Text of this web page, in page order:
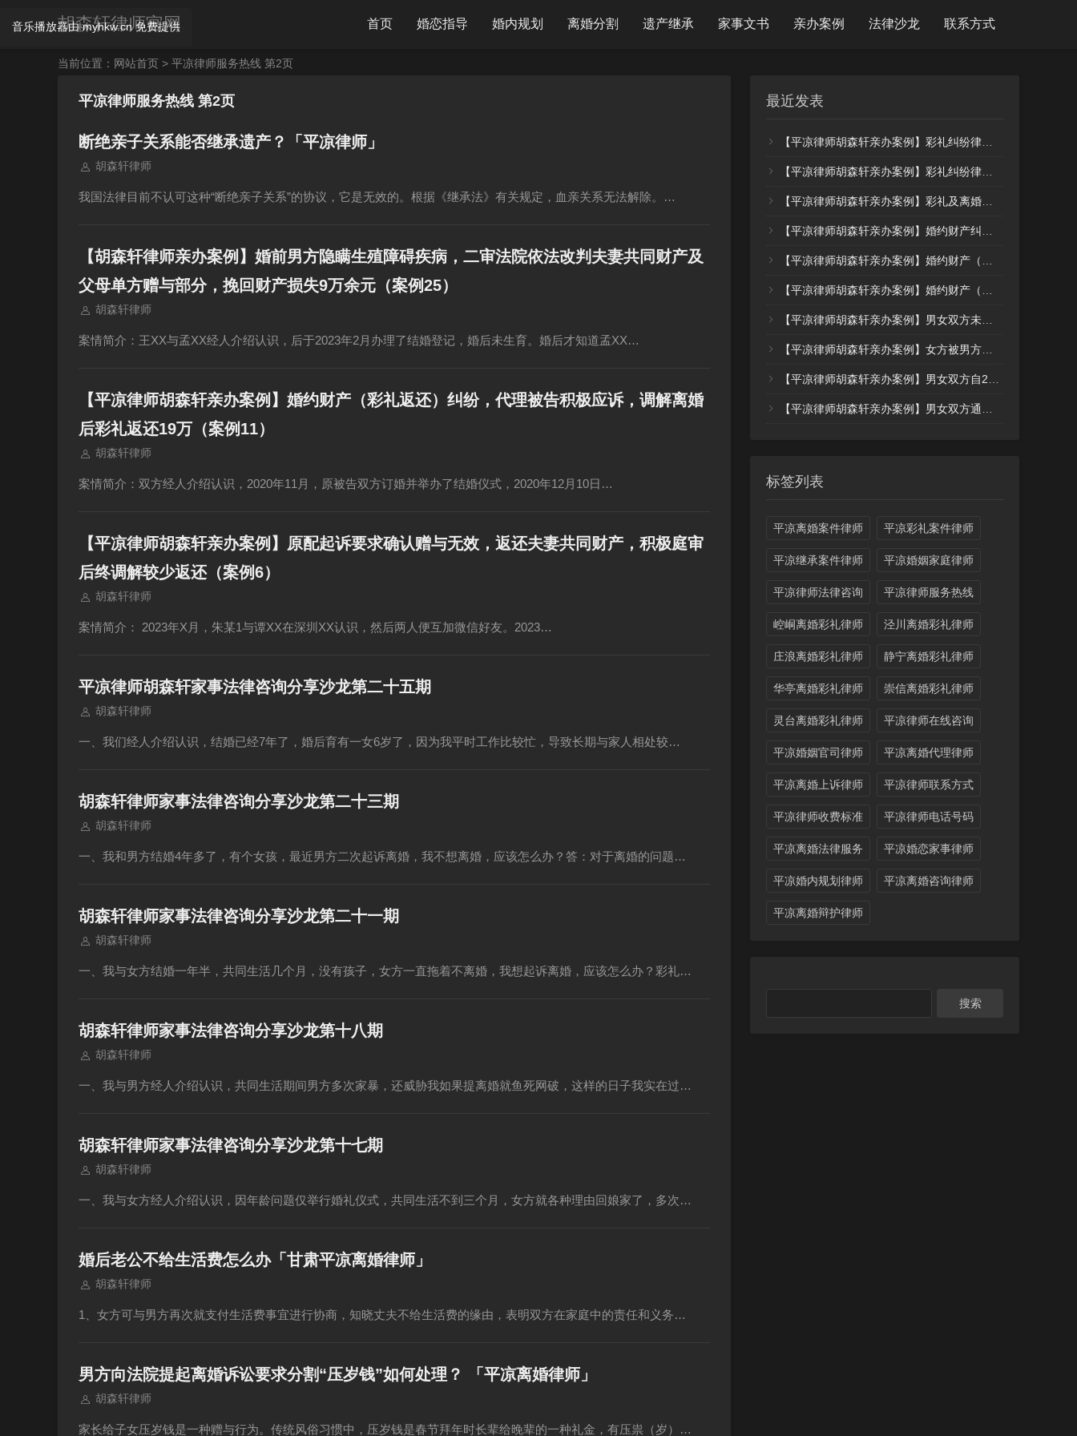
胡森轩律师官网 首页 婚恋指导 婚内规划 离婚分割 遗产继承 家事文书 亲办案例 法律沙龙 联系方式
当前位置： 网站首页 > 平凉律师服务热线 第2页
平凉律师服务热线 第2页
断绝亲子关系能否继承遗产？「平凉律师」
胡森轩律师
我国法律目前不认可这种“断绝亲子关系”的协议，它是无效的。根据《继承法》有关规定，血亲关系无法解除。…
【胡森轩律师亲办案例】婚前男方隐瞒生殖障碍疾病，二审法院依法改判夫妻共同财产及
父母单方赠与部分，挽回财产损失9万余元（案例25）
胡森轩律师
案情简介：王XX与孟XX经人介绍认识，后于2023年2月办理了结婚登记，婚后未生育。婚后才知道孟XX…
【平凉律师胡森轩亲办案例】婚约财产（彩礼返还）纠纷，代理被告积极应诉，调解离婚
后彩礼返还19万（案例11）
胡森轩律师
案情简介：双方经人介绍认识，2020年11月，原被告双方订婚并举办了结婚仪式，2020年12月10日…
【平凉律师胡森轩亲办案例】原配起诉要求确认赠与无效，返还夫妻共同财产，积极庭审
后终调解较少返还（案例6）
胡森轩律师
案情简介： 2023年X月，朱某1与谭XX在深圳XX认识，然后两人便互加微信好友。2023…
平凉律师胡森轩家事法律咨询分享沙龙第二十五期
胡森轩律师
一、我们经人介绍认识，结婚已经7年了，婚后育有一女6岁了，因为我平时工作比较忙，导致长期与家人相处较…
胡森轩律师家事法律咨询分享沙龙第二十三期
胡森轩律师
一、我和男方结婚4年多了，有个女孩，最近男方二次起诉离婚，我不想离婚，应该怎么办？答：对于离婚的问题…
胡森轩律师家事法律咨询分享沙龙第二十一期
胡森轩律师
一、我与女方结婚一年半，共同生活几个月，没有孩子，女方一直拖着不离婚，我想起诉离婚，应该怎么办？彩礼…
胡森轩律师家事法律咨询分享沙龙第十八期
胡森轩律师
一、我与男方经人介绍认识，共同生活期间男方多次家暴，还威胁我如果提离婚就鱼死网破，这样的日子我实在过…
胡森轩律师家事法律咨询分享沙龙第十七期
胡森轩律师
一、我与女方经人介绍认识，因年龄问题仅举行婚礼仪式，共同生活不到三个月，女方就各种理由回娘家了，多次…
婚后老公不给生活费怎么办「甘肃平凉离婚律师」
胡森轩律师
1、女方可与男方再次就支付生活费事宜进行协商，知晓丈夫不给生活费的缘由，表明双方在家庭中的责任和义务…
男方向法院提起离婚诉讼要求分割“压岁钱”如何处理？ 「平凉离婚律师」
胡森轩律师
家长给子女压岁钱是一种赠与行为。传统风俗习惯中，压岁钱是春节拜年时长辈给晚辈的一种礼金，有压祟（岁）…
最近发表
【平凉律师胡森轩亲办案例】彩礼纠纷律师代理三被告积极应诉，法院判决彩礼少退还，驳回其他全部诉求（案例18）
【平凉律师胡森轩亲办案例】彩礼纠纷律师及时介入，居中多次调解，被告当场履行部分，下剩部分尽快全额支付（案例17）
【平凉律师胡森轩亲办案例】彩礼及离婚案件律师及时介入，调解免去全部抚养费、彩礼部分少退还13万（案例16）
【平凉律师胡森轩亲办案例】婚约财产纠纷（彩礼）及时诉讼止损，大额彩礼返还28.5万元，依法维护了当事人的合法权益（案例15）
【平凉律师胡森轩亲办案例】婚约财产（彩礼返还）纠纷，代理被告后积极应诉，彩礼少退近6万元（案例14）
【平凉律师胡森轩亲办案例】婚约财产（彩礼返还）纠纷，代理二审积极应诉，彩礼调解只返还9万元（案例13）
【平凉律师胡森轩亲办案例】男女双方未婚同居，期间产生债务纠纷，男方起诉后多次调解，最终仅退还不到20% （案例12）
【平凉律师胡森轩亲办案例】女方被男方带回家生小孩后，以自己有女朋友为由赶走，近期起诉要求支付高额抚养费，律师代理后判决的抚养费用大大降低支付标准（案例11）
【平凉律师胡森轩亲办案例】男女双方自2023年开始长期分居，代理女方起诉后积极收集证据，法院最终认定分居事实一次判决离婚，三个孩子均由女方抚养，大额债务男方负担（案例36）
【平凉律师胡森轩亲办案例】男女双方通过游戏认识后领证，婚后多次离婚无果，代理女方起诉后实现四天快速调解离婚（案例35）
标签列表
平凉离婚案件律师 平凉彩礼案件律师
平凉继承案件律师 平凉婚姻家庭律师
平凉律师法律咨询 平凉律师服务热线
崆峒离婚彩礼律师 泾川离婚彩礼律师
庄浪离婚彩礼律师 静宁离婚彩礼律师
华亭离婚彩礼律师 崇信离婚彩礼律师
灵台离婚彩礼律师 平凉律师在线咨询
平凉婚姻官司律师 平凉离婚代理律师
平凉离婚上诉律师 平凉律师联系方式
平凉律师收费标准 平凉律师电话号码
平凉离婚法律服务 平凉婚恋家事律师
平凉婚内规划律师 平凉离婚咨询律师
平凉离婚辩护律师